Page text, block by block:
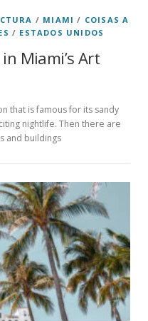
/ MIAMI / COISAS A
/ ESTADOS UNIDOS
Miami’s Art
that is famous for its sandy
nightlife. Then there are
and buildings